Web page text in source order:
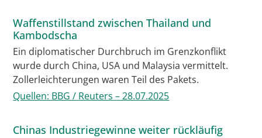
Waffenstillstand zwischen Thailand und
Kambodscha
Ein diplomatischer Durchbruch im Grenzkonflikt
wurde durch China, USA und Malaysia vermittelt.
Zollerleichterungen waren Teil des Pakets.
Quellen: BBG / Reuters – 28.07.2025
Chinas Industriegewinne weiter rückläufig